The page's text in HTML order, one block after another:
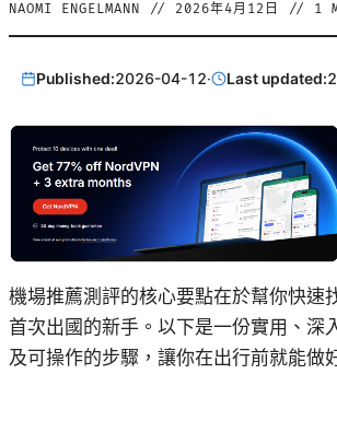
NAOMI ENGELMANN // 2026年4月12日 // 1
Published:2026-04-12· Last updated:
機場推薦測評的核心要點在於幫你快速
首次出國的新手。以下是一份實用、深
及可操作的步驟，讓你在出行前就能做